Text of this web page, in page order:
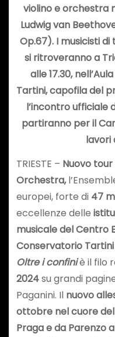
violino e orchestra
Ludwig van
Op.67). I musicisti
si ritroveranno a
alle 17.30,
Tartini,capofila del
l’incontro ufficiale
partiranno per il
lavori
TRIESTE – Nuovo
Orchestra,
europei, forte di 47
eccellenze delle
musicale del Centro
Conservatorio
Oltre i confiniè il filo
2024su grandi
Paganini. Il nuovo
ottobre nel cuore
Praga e da Parenzo